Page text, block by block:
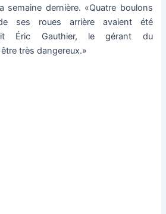
semaine dernière. «Quatre boulons
ses roues arrière avaient été
Éric Gauthier, le gérant du
très dangereux.»